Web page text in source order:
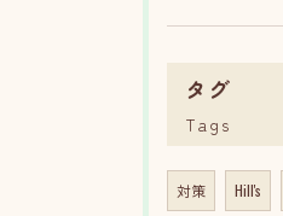
タグ
Tags
対策 Hill's